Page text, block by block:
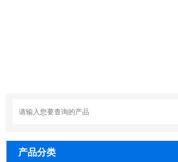
产品分类